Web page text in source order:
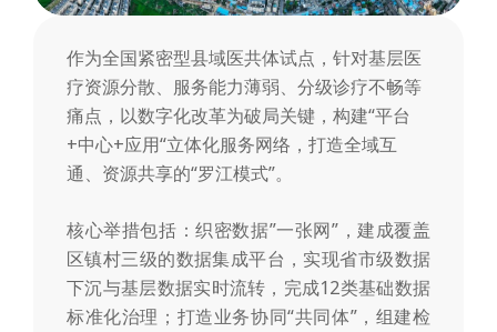
作为全国紧密型县域医共体试点，针对基层医
疗资源分散、服务能力薄弱、分级诊疗不畅等
痛点，以数字化改革为破局关键，构建“平台
+中心+应用“立体化服务网络，打造全域互
通、资源共享的“罗江模式”。
核心举措包括：织密数据”一张网”，建成覆盖
区镇村三级的数据集成平台，实现省市级数据
下沉与基层数据实时流转，完成12类基础数据
标准化治理；打造业务协同“共同体”，组建检